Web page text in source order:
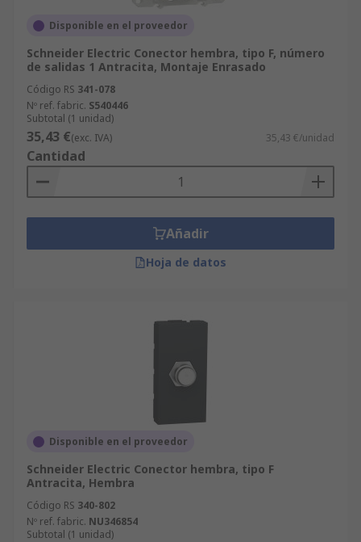
Disponible en el proveedor
Schneider Electric Conector hembra, tipo F, número
de salidas 1 Antracita, Montaje Enrasado
Código RS 341-078
Nº ref. fabric. S540446
Subtotal (1 unidad)
35,43 €(exc. IVA) 35,43 €/unidad
Cantidad
Añadir
Hoja de datos
Disponible en el proveedor
Schneider Electric Conector hembra, tipo F
Antracita, Hembra
Código RS 340-802
Nº ref. fabric. NU346854
Subtotal (1 unidad)